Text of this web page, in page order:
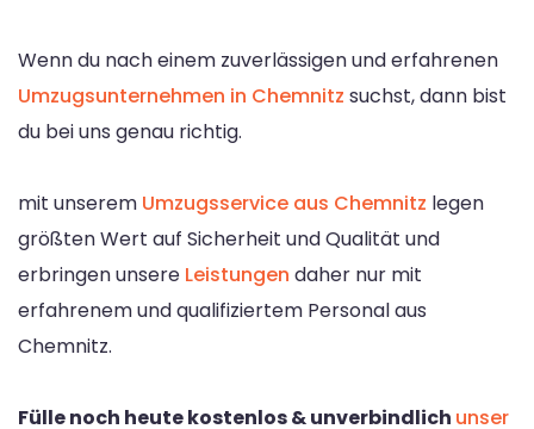
Wenn du nach einem zuverlässigen und erfahrenen
Umzugsunternehmen in Chemnitz suchst, dann bist
du bei uns genau richtig.
mit unserem Umzugsservice aus Chemnitz legen
größten Wert auf Sicherheit und Qualität und
erbringen unsere Leistungen daher nur mit
erfahrenem und qualifiziertem Personal aus
Chemnitz.
Fülle noch heute kostenlos & unverbindlich unser